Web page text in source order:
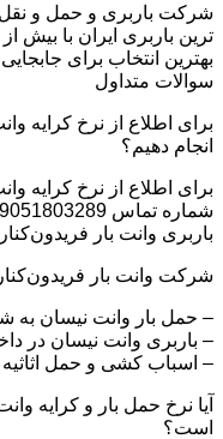
شرکت باربری و حمل و نقل
بهترین انتخاب برای
سوالات متداول
انجام دهیم؟
باربری وانت بار
شرکت وانت بار
– حمل بار وانت نیسان به
– باربری وانت نیسان در
– اسباب کشی و حمل اثاثیه
است؟